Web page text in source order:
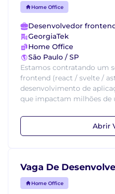
Home Office
Desenvolvedor
GeorgiaTek
Home Office
São Paulo / SP
Estamos contratando um
frontend (react / svelte /
desenvolvimento de
que impactam milhões de
Abrir
Vaga De
Home Office